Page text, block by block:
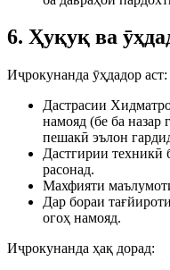
6. Ҳуқуқ ва
Иҷрокунанда ӯҳдадор аст:
Дастрасии
намояд (бе ба
пешакӣ эълон
Дастгирии техникӣ
расонад.
Махфияти
Дар бораи
огоҳ намояд.
Иҷрокунанда ҳақ дорад: